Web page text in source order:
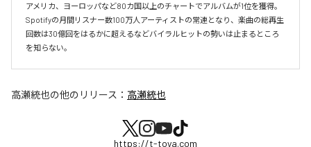
アメリカ、ヨーロッパなど80カ国以上のチャートでアルバムが1位を獲得。
Spotifyの月間リスナー数100万人アーティストの常連となり、楽曲の総再生
回数は30億回をはるかに超えるなどバイラルヒットの勢いは止まるところ
を知らない。
高瀬統也の他のリリース： 高瀬統也
https://t-toya.com